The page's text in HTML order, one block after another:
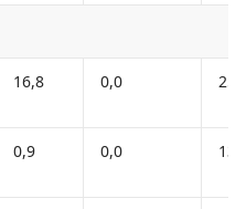
16,8 0,0 254
0,9 0,0 131